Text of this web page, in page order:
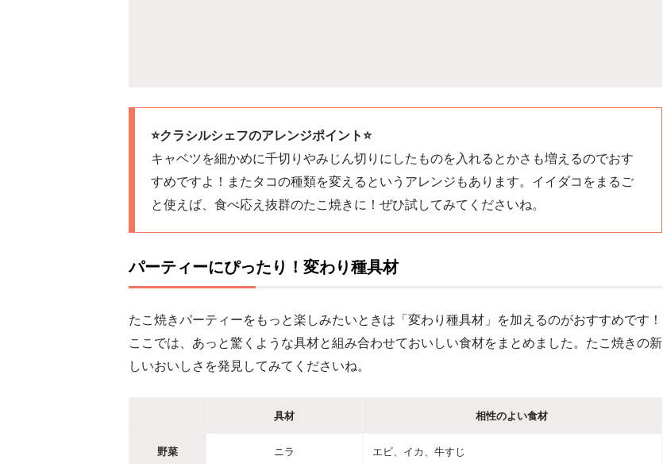
⭐️クラシルシェフのアレンジポイント⭐️
キャベツを細かめに千切りやみじん切りにしたものを入れるとかさも増えるのでおす
すめですよ！またタコの種類を変えるというアレンジもあります。イイダコをまるご
と使えば、食べ応え抜群のたこ焼きに！ぜひ試してみてくださいね。
パーティーにぴったり！変わり種具材
たこ焼きパーティーをもっと楽しみたいときは「変わり種具材」を加えるのがおすすめです！
ここでは、あっと驚くような具材と組み合わせておいしい食材をまとめました。たこ焼きの新
しいおいしさを発見してみてくださいね。
具材 相性のよい食材
野菜 ニラ エビ、イカ、牛すじ